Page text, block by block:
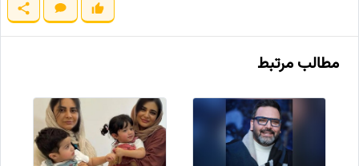
مطالب مرتبط